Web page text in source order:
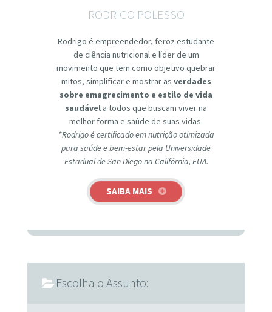
RODRIGO POLESSO
Rodrigo é empreendedor, feroz estudante
de ciência nutricional e líder de um
movimento que tem como objetivo quebrar
mitos, simplificar e mostrar as verdades
sobre emagrecimento e estilo de vida
saudável a todos que buscam viver na
melhor forma e saúde de suas vidas.
*Rodrigo é certificado em nutrição otimizada
para saúde e bem-estar pela Universidade
Estadual de San Diego na Califórnia, EUA.
SAIBA MAIS
Escolha o Assunto: